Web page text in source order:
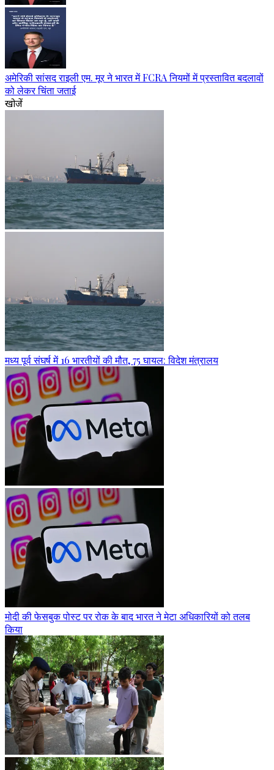
अमेरिकी सांसद राइली एम. मूर ने भारत में FCRA नियमों में प्रस्तावित बदलावों
को लेकर चिंता जताई
खोजें
मध्य पूर्व संघर्ष में 16 भारतीयों की मौत, 75 घायल: विदेश मंत्रालय
मोदी की फेसबुक पोस्ट पर रोक के बाद भारत ने मेटा अधिकारियों को तलब
किया